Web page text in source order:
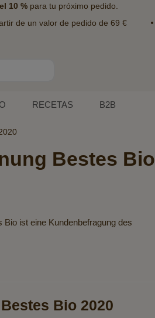
10 %para tu próximo pedido.
de un valor de pedido de 69 €
RECETAS B2B
Bestes Bio
ist eine Kundenbefragung des
Bio 2020